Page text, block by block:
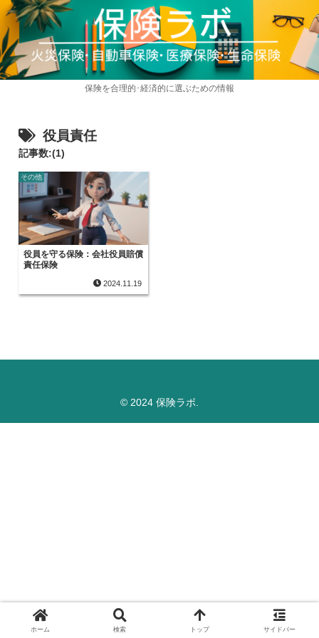
保険を合理的･経済的に選ぶための情報
役員責任
記事数:(1)
その他
役員を守る保険：会社役員賠償
責任保険
2024.11.19
© 2024 保険ラボ.
ホーム 検索 トップ サイドバー